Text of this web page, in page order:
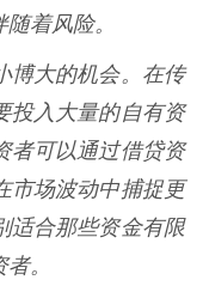
着风险。
博大的机会。在传
投入大量的自有资
者可以通过借贷资
市场波动中捕捉更
适合那些资金有限
。